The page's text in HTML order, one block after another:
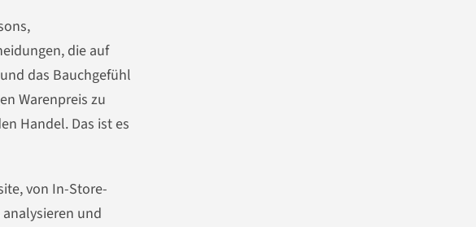
die auf
das Bauchgefühl
Warenpreis zu
Handel. Das ist es
von In-Store-
und